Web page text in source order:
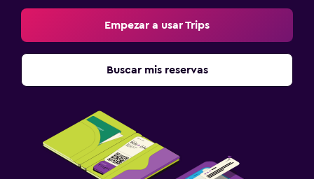
Empezar a usar Trips
Buscar mis reservas